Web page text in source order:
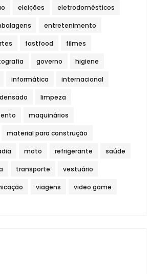
eleições eletrodomésticos
entretenimento
fastfood filmes
governo higiene
informática internacional
limpeza
maquinários
material para construção
moto refrigerante saúde
transporte vestuário
viagens video game